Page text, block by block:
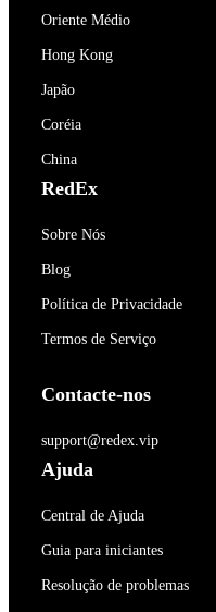
Oriente Médio
Hong Kong
Japão
Coréia
China
RedEx
Sobre Nós
Blog
Política de Privacidade
Termos de Serviço
Contacte-nos
support@redex.vip
Ajuda
Central de Ajuda
Guia para iniciantes
Resolução de problemas